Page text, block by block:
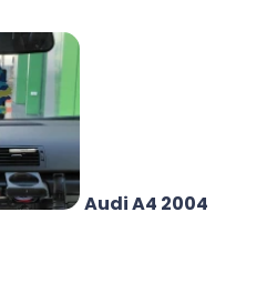
Audi A4 2004